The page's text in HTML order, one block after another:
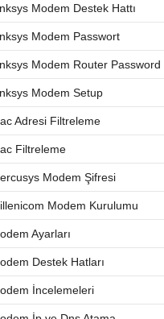
Modem Destek Hattı
Modem Passwort
Modem Router Password
Modem Setup
Adresi Filtreleme
Filtreleme
Modem Şifresi
Modem Kurulumu
Ayarları
Destek Hatları
İncelemeleri